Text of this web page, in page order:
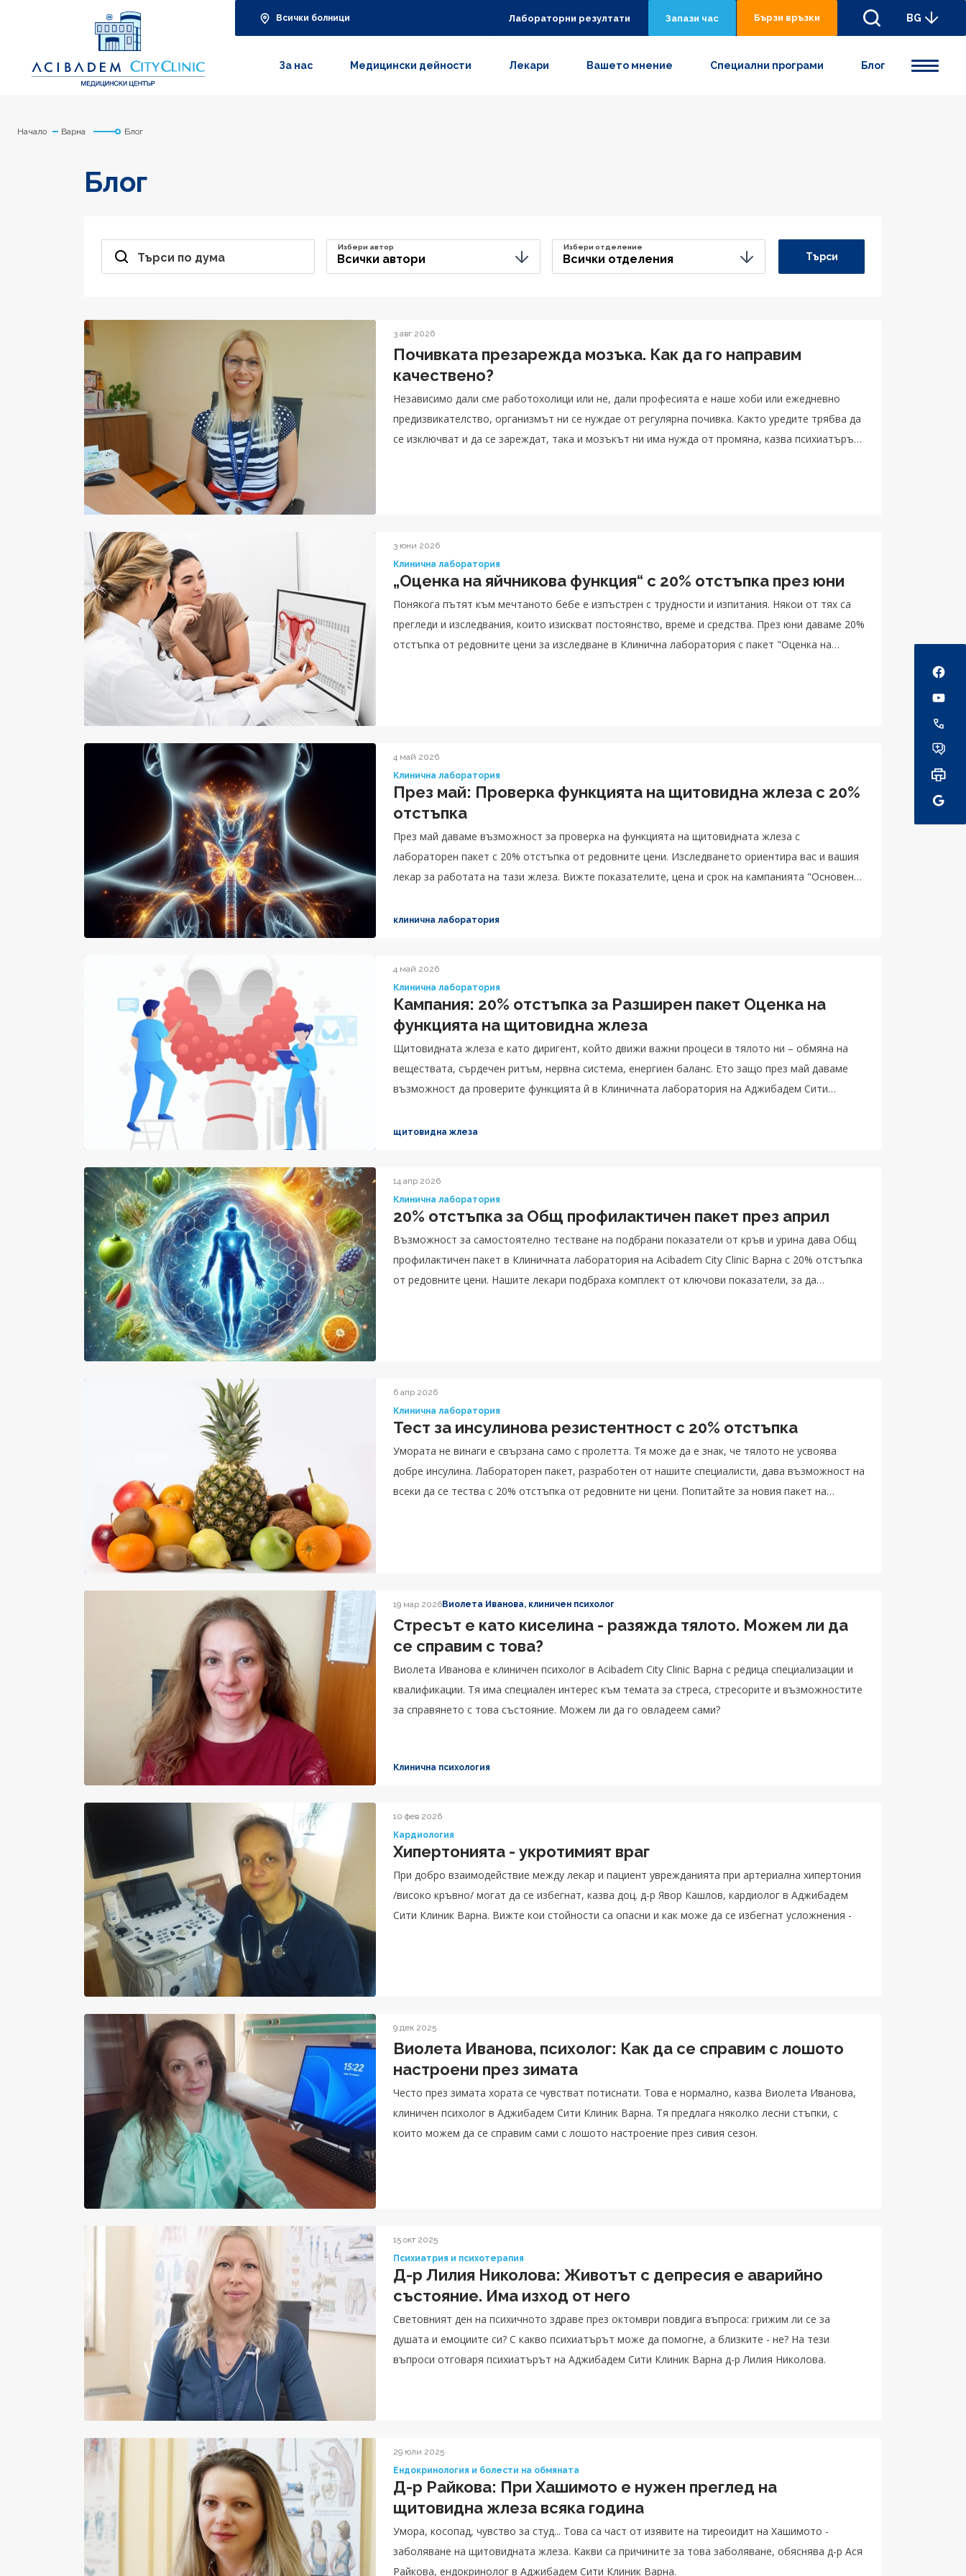
Всички болници Лабораторни резултати Запази час Бързи връзки BG
За нас Медицински дейности Лекари Вашето мнениe Специални програми Блог
Начало Варна Блог
Блог
Търси по дума Всички автори
Избери автор
Всички отделения
Избери отделение
Търси
3 авг 2026
Почивката презарежда мозъка. Как да го направим
качествено?
Независимо дали сме работохолици или не, дали професията е наше хоби или ежедневно
предизвикателство, организмът ни се нуждае от регулярна почивка. Както уредите трябва да
се изключват и да се зареждат, така и мозъкът ни има нужда от промяна, казва психиатърът
3 юни 2026
Клинична лаборатория
„Оценка на яйчникова функция“ с 20% отстъпка през юни
Понякога пътят към мечтаното бебе е изпъстрен с трудности и изпитания. Някои от тях са
прегледи и изследвания, които изискват постоянство, време и средства. През юни даваме 20%
отстъпка от редовните цени за изследване в Клинична лаборатория с пакет "Оценка на
4 май 2026
Клинична лаборатория
През май: Проверка функцията на щитовидна жлеза с 20%
отстъпка
През май даваме възможност за проверка на функцията на щитовидната жлеза с
лабораторен пакет с 20% отстъпка от редовните цени. Изследването ориентира вас и вашия
лекар за работата на тази жлеза. Вижте показателите, цена и срок на кампанията "Основен
клинична лаборатория
4 май 2026
Клинична лаборатория
Кампания: 20% отстъпка за Разширен пакет Оценка на
функцията на щитовидна жлеза
Щитовидната жлеза е като диригент, който движи важни процеси в тялото ни – обмяна на
веществата, сърдечен ритъм, нервна система, енергиен баланс. Ето защо през май даваме
възможност да проверите функцията й в Клиничната лаборатория на Аджибадем Сити
щитовидна жлеза
14 апр 2026
Клинична лаборатория
20% отстъпка за Общ профилактичен пакет през април
Възможност за самостоятелно тестване на подбрани показатели от кръв и урина дава Общ
профилактичен пакет в Клиничната лаборатория на Acibadem City Clinic Варна с 20% отстъпка
от редовните цени. Нашите лекари подбраха комплект от ключови показатели, за да
6 апр 2026
Клинична лаборатория
Тест за инсулинова резистентност с 20% отстъпка
Умората не винаги е свързана само с пролетта. Тя може да е знак, че тялото не усвоява
добре инсулина. Лабораторен пакет, разработен от нашите специалисти, дава възможност на
всеки да се тества с 20% отстъпка от редовните ни цени. Попитайте за новия пакет на
19 мар 2026Виолета Иванова, клиничен психолог
Стресът е като киселина - разяжда тялото. Можем ли да
се справим с това?
Виолета Иванова е клиничен психолог в Acibadem City Clinic Варна с редица специализации и
квалификации. Тя има специален интерес към темата за стреса, стресорите и възможностите
за справянето с това състояние. Можем ли да го овладеем сами?
Клинична психология
10 фев 2026
Кардиология
Хипертонията - укротимият враг
При добро взаимодействие между лекар и пациент уврежданията при артериална хипертония
/високо кръвно/ могат да се избегнат, казва доц. д-р Явор Кашлов, кардиолог в Аджибадем
Сити Клиник Варна. Вижте кои стойности са опасни и как може да се избегнат усложнения -
9 дек 2025
Виолета Иванова, психолог: Как да се справим с лошото
настроени през зимата
Често през зимата хората се чувстват потиснати. Това е нормално, казва Виолета Иванова,
клиничен психолог в Аджибадем Сити Клиник Варна. Тя предлага няколко лесни стъпки, с
които можем да се справим сами с лошото настроение през сивия сезон.
15 окт 2025
Психиатрия и психотерапия
Д-р Лилия Николова: Животът с депресия е аварийно
състояние. Има изход от него
Световният ден на психичното здраве през октомври повдига въпроса: грижим ли се за
душата и емоциите си? С какво психиатърът може да помогне, а близките - не? На тези
въпроси отговаря психиатърът на Аджибадем Сити Клиник Варна д-р Лилия Николова.
29 юли 2025
Ендокринология и болести на обмяната
Д-р Райкова: При Хашимото е нужен преглед на
щитовидна жлеза всяка година
Умора, косопад, чувство за студ... Това са част от изявите на тиреоидит на Хашимото -
заболяване на щитовидната жлеза. Какви са причините за това заболяване, обяснява д-р Ася
Райкова, ендокринолог в Аджибадем Сити Клиник Варна.